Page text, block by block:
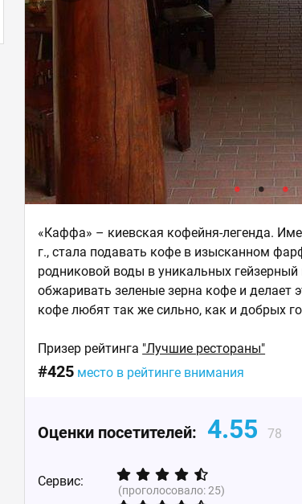
«Каффа» – киевская кофейня-легенда.
г., стала подавать кофе в изысканном
родниковой воды в уникальных
обжаривать зеленые зерна кофе и делает
кофе любят так же сильно, как и добрых
Призер рейтинга "Лучшие рестораны"
#425 место в рейтинге внимания
Оценки посетителей: 4.55 78
Сервис:
(проголосовало:25)